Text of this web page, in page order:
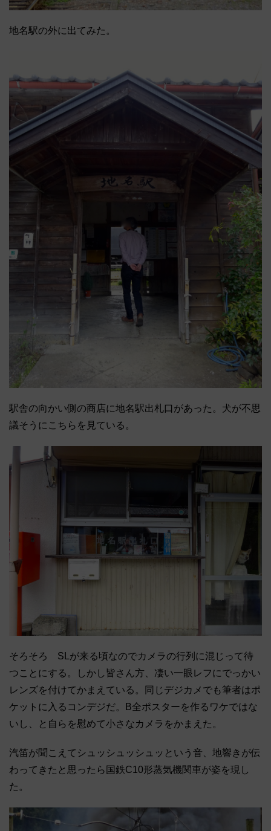
地名駅の外に出てみた。
駅舎の向かい側の商店に地名駅出札口があった。 犬が不思
議そうにこちらを見ている。
そろそろ SLが来る頃なのでカメラの行列に混じって待
つことにする。
しかし皆さん方、 凄い一眼レフにでっかい
レンズを付けてかまえている。
同じデジカメでも筆者はポ
ケットに入るコンデジだ。
B全ポスターを作るワケではな
いし、
と自らを慰めて小さなカメラをかまえた。
汽笛が聞こえてシュッシュッシュッという音、 地響きが伝
わってきたと思ったら国鉄C10形蒸気機関車が姿を現 し
た。